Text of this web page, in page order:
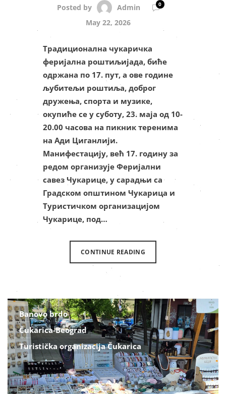
Posted by Admin 0
May 22, 2026
Традиционална чукаричка
феријална роштиљијада, биће
одржана по 17. пут, а ове године
љубитељи роштиља, доброг
дружења, спорта и музике,
окупиће се у суботу, 23. маја од 10-
20.00 часова на пикник теренима
на Ади Циганлији.
Манифестацију, већ 17. годину за
редом организује Феријални
савез Чукарице, у сарадњи са
Градском општином Чукарица и
Туристичком организацијом
Чукарице, под…
CONTINUE READING
Banovo brdo
Čukarica-Beograd
Turistička organizacija Čukarica